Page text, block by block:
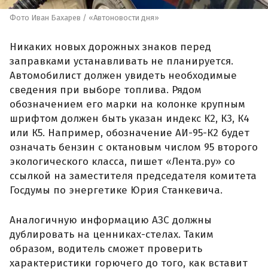
Фото Иван Бахарев / «Автоновости дня»
Никаких новых дорожных знаков перед
заправками устанавливать не планируется.
Автомобилист должен увидеть необходимые
сведения при выборе топлива. Рядом
обозначением его марки на колонке крупным
шрифтом должен быть указан индекс К2, К3, К4
или К5. Например, обозначение АИ-95-К2 будет
означать бензин с октановым числом 95 второго
экологического класса, пишет «Лента.ру» со
ссылкой на заместителя председателя комитета
Госдумы по энергетике Юрия Станкевича.
Аналогичную информацию АЗС должны
дублировать на ценниках-стелах. Таким
образом, водитель сможет проверить
характеристики горючего до того, как вставит